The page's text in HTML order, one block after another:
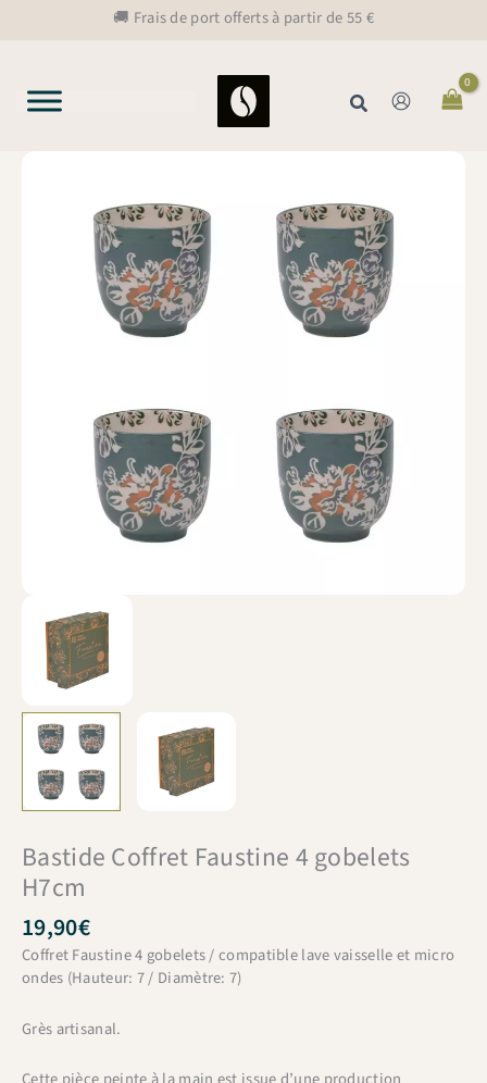
🚚 Frais de port offerts à partir de 55 €
Rechercher
Bastide Coffret Faustine 4 gobelets
H7cm
19,90€
Coffret Faustine 4 gobelets / compatible lave vaisselle et micro
ondes (Hauteur: 7 / Diamètre: 7)
Grès artisanal.